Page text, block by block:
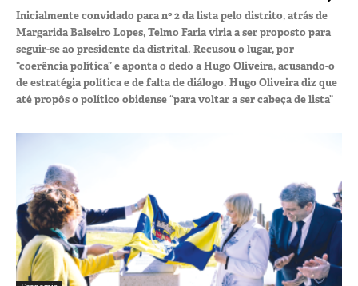
Inicialmente convidado para nº 2 da lista pelo distrito, atrás de
Margarida Balseiro Lopes, Telmo Faria viria a ser proposto para
seguir-se ao presidente da distrital. Recusou o lugar, por
“coerência política” e aponta o dedo a Hugo Oliveira, acusando-o
de estratégia política e de falta de diálogo. Hugo Oliveira diz que
até propôs o político obidense “para voltar a ser cabeça de lista”